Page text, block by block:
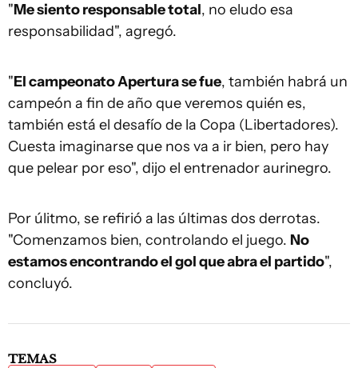
"Me siento responsable total, no eludo esa
responsabilidad", agregó.
"El campeonato Apertura se fue, también habrá un
campeón a fin de año que veremos quién es,
también está el desafío de la Copa (Libertadores).
Cuesta imaginarse que nos va a ir bien, pero hay
que pelear por eso", dijo el entrenador aurinegro.
Por úlitmo, se refirió a las últimas dos derrotas.
"Comenzamos bien, controlando el juego. No
estamos encontrando el gol que abra el partido",
concluyó.
TEMAS